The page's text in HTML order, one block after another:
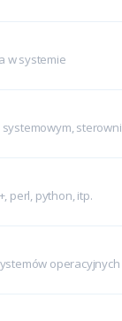
w systemie
perl, python, itp.
operacyjnych